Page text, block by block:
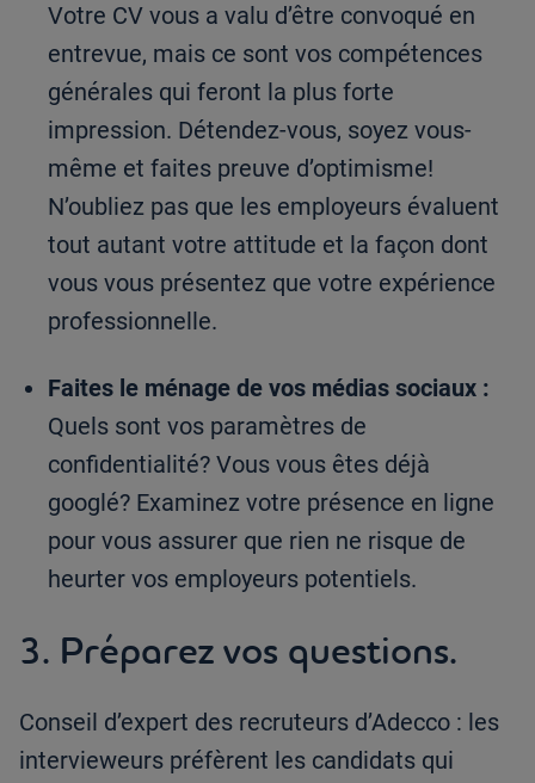
Votre CV vous a valu d’être convoqué en
entrevue, mais ce sont vos compétences
générales qui feront la plus forte
impression. Détendez-vous, soyez vous-
même et faites preuve d’optimisme!
N’oubliez pas que les employeurs évaluent
tout autant votre attitude et la façon dont
vous vous présentez que votre expérience
professionnelle.
Faites le ménage de vos médias sociaux :
Quels sont vos paramètres de
confidentialité? Vous vous êtes déjà
googlé? Examinez votre présence en ligne
pour vous assurer que rien ne risque de
heurter vos employeurs potentiels.
3. Préparez vos questions.
Conseil d’expert des recruteurs d’Adecco : les
intervieweurs préfèrent les candidats qui